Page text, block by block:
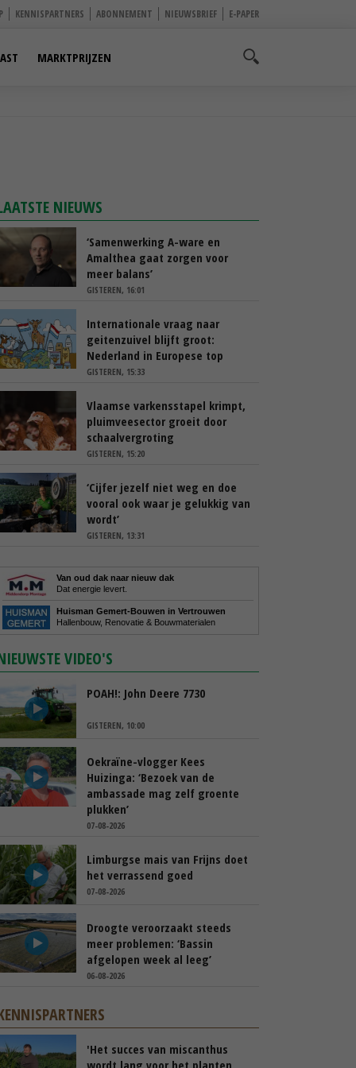
KENNISPARTNERS ABONNEMENT NIEUWSBRIEF E-PAPER
MARKTPRIJZEN
NIEUWS
‘Samenwerking A-ware en
Amalthea gaat zorgen voor
meer balans’
GISTEREN, 16:01
Internationale vraag naar
geitenzuivel blijft groot:
Nederland in Europese top
GISTEREN, 15:33
Vlaamse varkensstapel krimpt,
pluimveesector groeit door
schaalvergroting
GISTEREN, 15:20
‘Cijfer jezelf niet weg en doe
vooral ook waar je gelukkig van
wordt’
GISTEREN, 13:31
Van oud dak naar nieuw dak
Dat energie levert.
Huisman Gemert-Bouwen in Vertrouwen
Hallenbouw, Renovatie & Bouwmaterialen
VIDEO'S
POAH!: John Deere 7730
GISTEREN, 10:00
Oekraïne-vlogger Kees
Huizinga: ‘Bezoek van de
ambassade mag zelf groente
plukken’
07-08-2026
Limburgse mais van Frijns doet
het verrassend goed
07-08-2026
Droogte veroorzaakt steeds
meer problemen: ‘Bassin
afgelopen week al leeg’
06-08-2026
'Het succes van miscanthus
wordt lang voor het planten